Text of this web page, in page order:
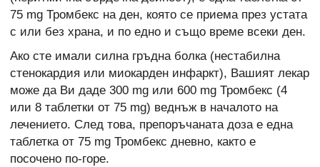
75 mg Тромбекс на ден, която се приема през устата
с или без храна, и по едно и също време всеки ден.
Ако сте имали силна гръдна болка (нестабилна
стенокардия или миокарден инфаркт), Вашият лекар
може да Ви даде 300 mg или 600 mg Тромбекс (4
или 8 таблетки от 75 mg) веднъж в началото на
лечението. След това, препоръчаната доза е една
таблетка от 75 mg Тромбекс дневно, както е
посочено по-горе.